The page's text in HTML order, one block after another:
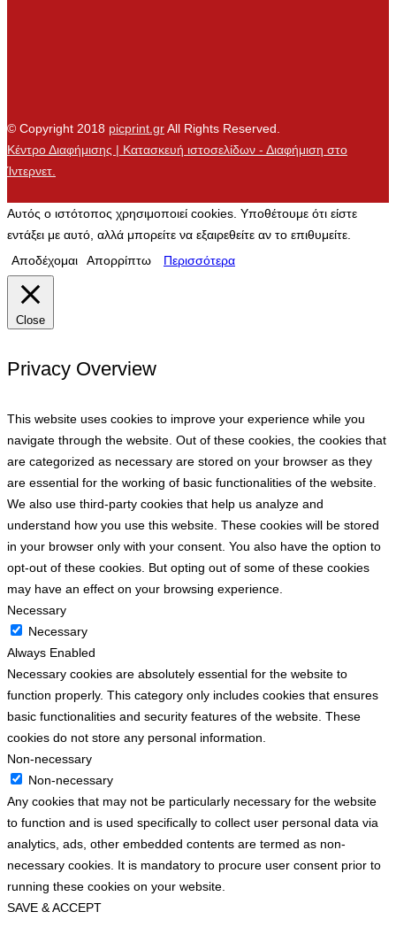
© Copyright 2018 picprint.grAll Rights Reserved.
Κέντρο Διαφήμισης | Κατασκευή ιστοσελίδων - Διαφήμιση στο
Ίντερνετ.
Αυτός ο ιστότοπος χρησιμοποιεί cookies. Υποθέτουμε ότι είστε
εντάξει με αυτό, αλλά μπορείτε να εξαιρεθείτε αν το επιθυμείτε.
Αποδέχομαι
Απορρίπτω Περισσότερα
Close
Privacy Overview
This website uses cookies to improve your experience while you
navigate through the website. Out of these cookies, the cookies that
are categorized as necessary are stored on your browser as they
are essential for the working of basic functionalities of the website.
We also use third-party cookies that help us analyze and
understand how you use this website. These cookies will be stored
in your browser only with your consent. You also have the option to
opt-out of these cookies. But opting out of some of these cookies
may have an effect on your browsing experience.
Necessary
Necessary
Always Enabled
Necessary cookies are absolutely essential for the website to
function properly. This category only includes cookies that ensures
basic functionalities and security features of the website. These
cookies do not store any personal information.
Non-necessary
Non-necessary
Any cookies that may not be particularly necessary for the website
to function and is used specifically to collect user personal data via
analytics, ads, other embedded contents are termed as non-
necessary cookies. It is mandatory to procure user consent prior to
running these cookies on your website.
SAVE & ACCEPT